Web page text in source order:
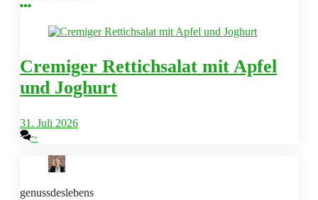
Cremiger Rettichsalat mit Apfel
und Joghurt
31. Juli 2026
~
genussdeslebens